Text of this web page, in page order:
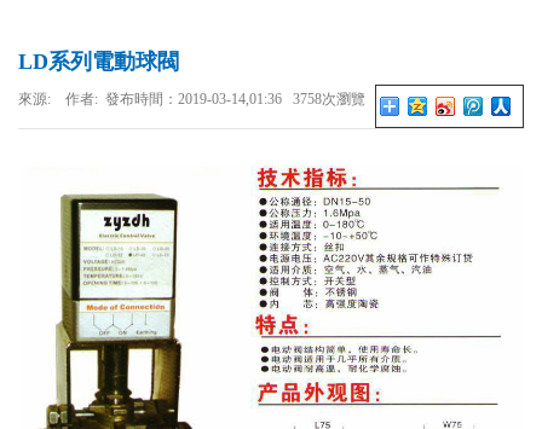
LD系列電動球閥
來源: 作者: 發布時間：2019-03-14,01:36 3758次瀏覽